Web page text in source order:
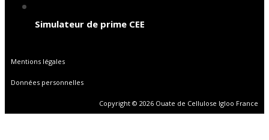
Simulateur de prime CEE
Mentions légales
Données personnelles
Copyright © 2026 Ouate de Cellulose Igloo France